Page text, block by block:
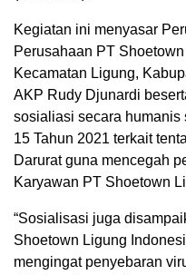
Kegiatan ini menyasar
Perusahaan PT
Kecamatan Ligung,
AKP Rudy Djunardi
sosialiasi secara humanis
15 Tahun 2021 terkait
Darurat guna mencegah
Karyawan PT Shoetown
“Sosialisasi juga
Shoetown Ligung
mengingat penyebaran